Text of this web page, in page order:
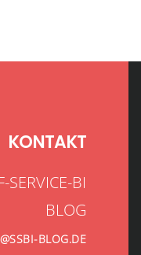
KONTAKT
SERVICE-BI
BLOG
BLOG.DE